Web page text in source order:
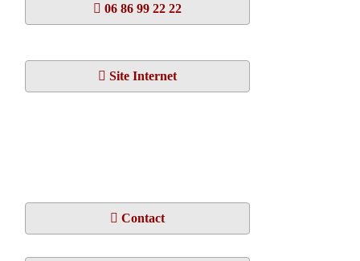
06 86 99 22 22
Site Internet
Contact